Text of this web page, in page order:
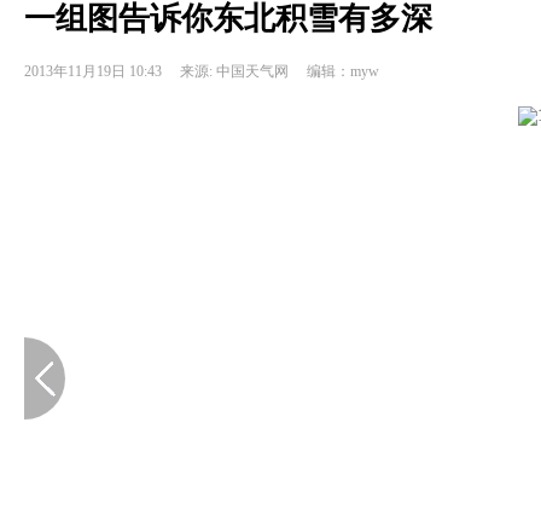
一组图告诉你东北积雪有多深
2013年11月19日 10:43 来源: 中国天气网 编辑：myw